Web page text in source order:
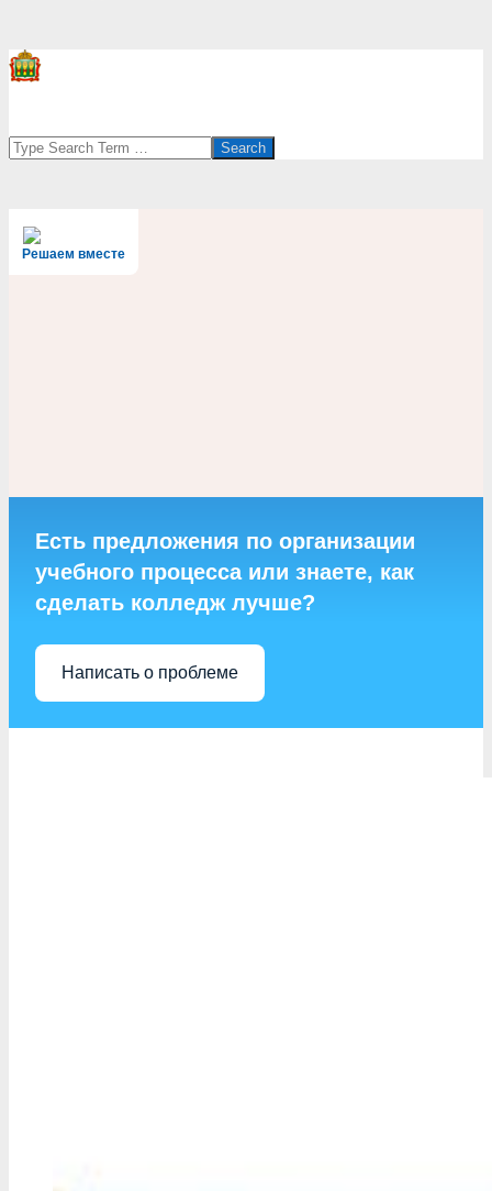
Search
Решаем вместе
Есть предложения по организации
учебного процесса или знаете, как
сделать колледж лучше?
Написать о проблеме